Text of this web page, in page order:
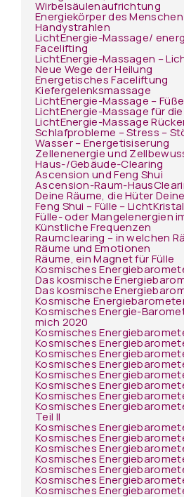
Wirbelsäulenaufrichtung
Energiekörper des Menschen
Handystrahlen
LichtEnergie-Massage/
Facelifting
LichtEnergie-Massagen –
Neue Wege der Heilung
Energetisches Faceliftung
Kiefergelenksmassage
LichtEnergie-Massage –
LichtEnergie-Massage für die
LichtEnergie-Massage
Schlafprobleme – Stress –
Wasser – Energetisiserung
Zellenenergie und
Haus-/Gebäude-Clearing
Ascension und Feng Shui
Ascension-Raum-
Deine Räume, die Hüter
Feng Shui – Fülle –
Fülle- oder Mangelenergien
Künstliche Frequenzen
Raumclearing – in welchen
Räume und Emotionen
Räume, ein Magnet für Fülle
Kosmisches
Das kosmische
Das kosmische
Kosmische
Kosmisches Energie-
mich 2020
Kosmisches
Kosmisches
Kosmisches
Kosmisches
Kosmisches
Kosmisches
Kosmisches
Kosmisches
Teil II
Kosmisches
Kosmisches
Kosmisches
Kosmisches
Kosmisches
Kosmisches
Kosmisches